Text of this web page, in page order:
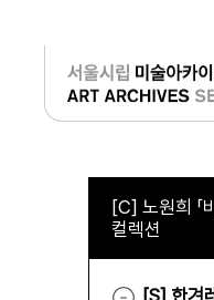
[C] 노원희 「
컬렉션
[S] 한겨